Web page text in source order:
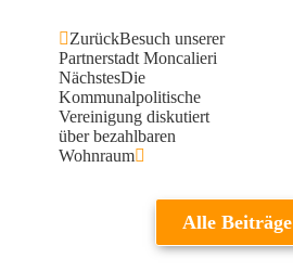
ZurückBesuch unserer
Partnerstadt Moncalieri
NächstesDie
Kommunalpolitische
Vereinigung diskutiert
über bezahlbaren
Wohnraum
Alle Beiträge